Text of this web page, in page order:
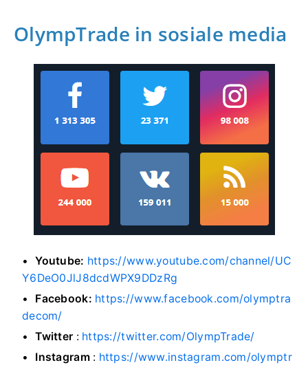
OlympTrade in sosiale media
Youtube: https://www.youtube.com/channel/UC
Y6DeO0JlJ8dcdWPX9DDzRg
Facebook: https://www.facebook.com/olymptra
decom/
Twitter : https://twitter.com/OlympTrade/
Instagram: https://www.instagram.com/olymptr